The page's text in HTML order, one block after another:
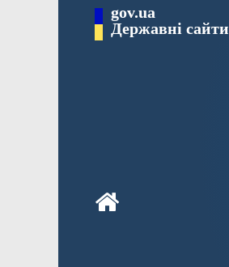
Перейти gov.ua
Державні